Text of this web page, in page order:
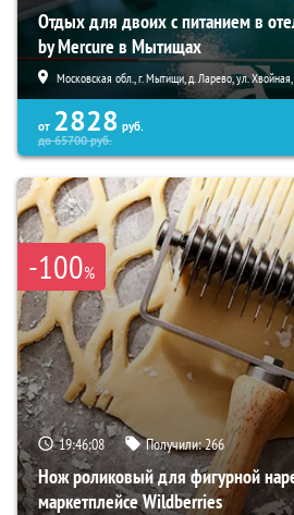
Отдых для двоих с питанием в
by Mercure в Мытищах
Московская обл., г. Мытищи, д. Ларево, ул. Хвойная,
от 2828 руб.
до65700руб.
-100%
19:46:07 Получили:266
Нож роликовый для фигурной
маркетплейсе Wildberries